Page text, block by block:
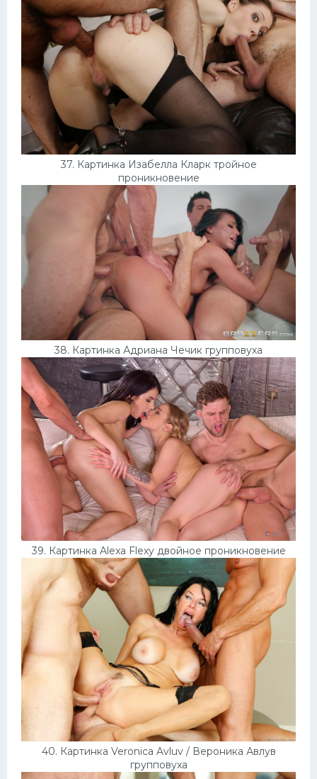
37. Картинка Изабелла Кларк тройное
проникновение
38. Картинка Адриана Чечик групповуха
39. Картинка Alexa Flexy двойное проникновение
40. Картинка Veronica Avluv / Вероника Авлув
групповуха